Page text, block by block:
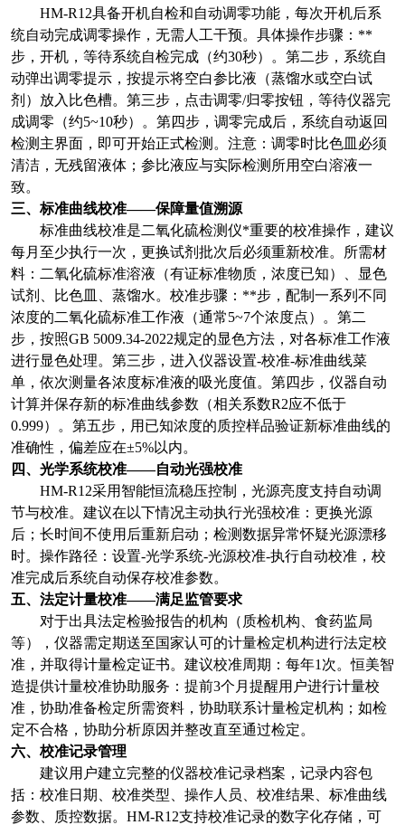
HM-R12具备开机自检和自动调零功能，每次开机后系
统自动完成调零操作，无需人工干预。具体操作步骤：**
步，开机，等待系统自检完成（约30秒）。第二步，系统自
动弹出调零提示，按提示将空白参比液（蒸馏水或空白试
剂）放入比色槽。第三步，点击调零/归零按钮，等待仪器完
成调零（约5~10秒）。第四步，调零完成后，系统自动返回
检测主界面，即可开始正式检测。注意：调零时比色皿必须
清洁，无残留液体；参比液应与实际检测所用空白溶液一
致。
三、标准曲线校准——保障量值溯源
标准曲线校准是二氧化硫检测仪*重要的校准操作，建议
每月至少执行一次，更换试剂批次后必须重新校准。所需材
料：二氧化硫标准溶液（有证标准物质，浓度已知）、显色
试剂、比色皿、蒸馏水。校准步骤：**步，配制一系列不同
浓度的二氧化硫标准工作液（通常5~7个浓度点）。第二
步，按照GB 5009.34-2022规定的显色方法，对各标准工作液
进行显色处理。第三步，进入仪器设置-校准-标准曲线菜
单，依次测量各浓度标准液的吸光度值。第四步，仪器自动
计算并保存新的标准曲线参数（相关系数R2应不低于
0.999）。第五步，用已知浓度的质控样品验证新标准曲线的
准确性，偏差应在±5%以内。
四、光学系统校准——自动光强校准
HM-R12采用智能恒流稳压控制，光源亮度支持自动调
节与校准。建议在以下情况主动执行光强校准：更换光源
后；长时间不使用后重新启动；检测数据异常怀疑光源漂移
时。操作路径：设置-光学系统-光源校准-执行自动校准，校
准完成后系统自动保存校准参数。
五、法定计量校准——满足监管要求
对于出具法定检验报告的机构（质检机构、食药监局
等），仪器需定期送至国家认可的计量检定机构进行法定校
准，并取得计量检定证书。建议校准周期：每年1次。恒美智
造提供计量校准协助服务：提前3个月提醒用户进行计量校
准，协助准备检定所需资料，协助联系计量检定机构；如检
定不合格，协助分析原因并整改直至通过检定。
六、校准记录管理
建议用户建立完整的仪器校准记录档案，记录内容包
括：校准日期、校准类型、操作人员、校准结果、标准曲线
参数、质控数据。HM-R12支持校准记录的数字化存储，可